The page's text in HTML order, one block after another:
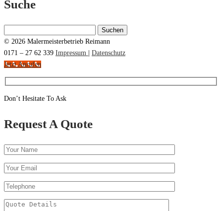
Suche
nach:
© 2026 Malermeisterbetrieb Reimann
0171 – 27 62 339 Impressum
Datenschutz
Jetzt Anrufen
Don’t Hesitate To Ask
Request A Quote